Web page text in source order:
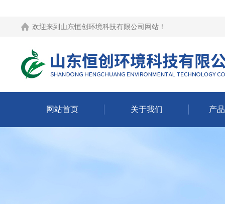
欢迎来到 山东恒创环境科技有限公司网站 ！
网站首页 关于我们 产